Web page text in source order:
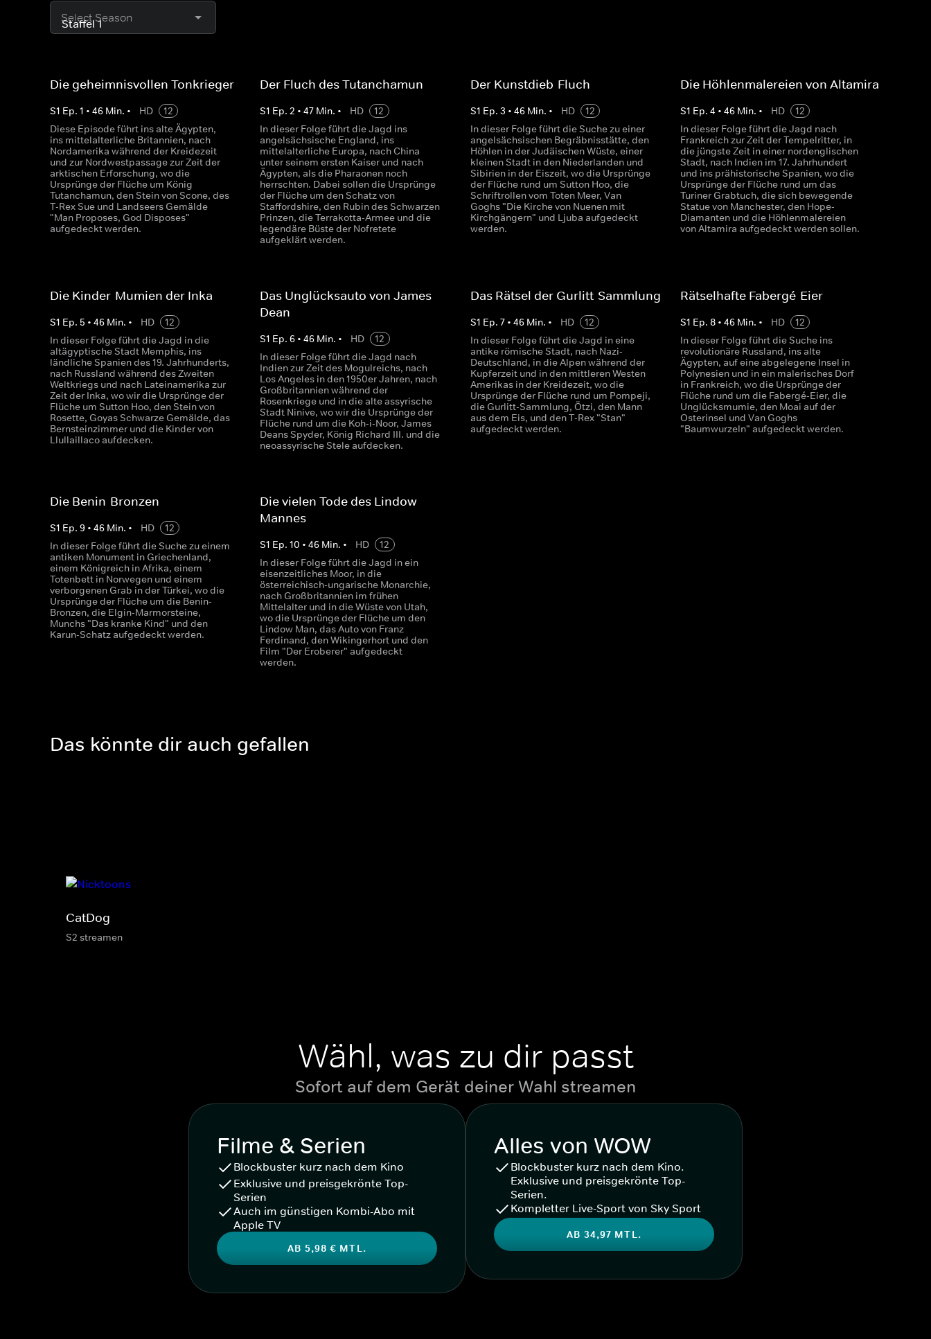
Select Season
Die geheimnisvollen Tonkrieger
S1 Ep. 1 • 46 Min. • HD
12
Diese Episode führt ins alte Ägypten,
ins mittelalterliche Britannien, nach
Nordamerika während der Kreidezeit
und zur Nordwestpassage zur Zeit der
arktischen Erforschung, wo die
Ursprünge der Flüche um König
Tutanchamun, den Stein von Scone, des
T-Rex Sue und Landseers Gemälde
"Man Proposes, God Disposes"
aufgedeckt werden.
Der Fluch des Tutanchamun
S1 Ep.2 •47 Min. • HD
12
In dieser Folge führt die Jagd ins
angelsächsische England, ins
mittelalterliche Europa, nach China
unter seinem ersten Kaiser und nach
Ägypten, als die Pharaonen noch
herrschten. Dabei sollen die Ursprünge
der Flüche um den Schatz von
Staffordshire, den Rubin des Schwarzen
Prinzen, die Terrakotta-Armee und die
legendäre Büste der Nofretete
aufgeklärt werden.
Der Kunstdieb-Fluch
S1 Ep. 3 • 46Min. • HD
12
In dieser Folge führt die Suche zu einer
angelsächsischen Begräbnisstätte, den
Höhlen in der Judäischen Wüste, einer
kleinen Stadt in den Niederlanden und
Sibirien in der Eiszeit, wo die Ursprünge
der Flüche rund um Sutton Hoo, die
Schriftrollen vom Toten Meer, Van
Goghs "Die Kirche von Nuenen mit
Kirchgängern" und Ljuba aufgedeckt
werden.
Die Höhlenmalereien von Altamira
S1 Ep. 4 • 46Min. • HD
12
In dieser Folge führt die Jagd nach
Frankreich zur Zeit der Tempelritter, in
die jüngste Zeit in einer nordenglischen
Stadt, nach Indien im 17. Jahrhundert
und ins prähistorische Spanien, wo die
Ursprünge der Flüche rund um das
Turiner Grabtuch, die sich bewegende
Statue von Manchester, den Hope-
Diamanten und die Höhlenmalereien
von Altamira aufgedeckt werden sollen.
Die Kinder-Mumien der Inka
S1 Ep. 5 • 46 Min. • HD
12
In dieser Folge führt die Jagd in die
altägyptische Stadt Memphis, ins
ländliche Spanien des 19. Jahrhunderts,
nach Russland während des Zweiten
Weltkriegs und nach Lateinamerika zur
Zeit der Inka, wo wir die Ursprünge der
Flüche um Sutton Hoo, den Stein von
Rosette, Goyas Schwarze Gemälde, das
Bernsteinzimmer und die Kinder von
Llullaillaco aufdecken.
Das Unglücksauto von James
Dean
S1 Ep.6 •46 Min. • HD
12
In dieser Folge führt die Jagd nach
Indien zur Zeit des Mogulreichs, nach
Los Angeles in den 1950er Jahren, nach
Großbritannien während der
Rosenkriege und in die alte assyrische
Stadt Ninive, wo wir die Ursprünge der
Flüche rund um die Koh-i-Noor, James
Deans Spyder, König Richard III. und die
neoassyrische Stele aufdecken.
Das Rätsel der Gurlitt-Sammlung
S1 Ep. 7• 46Min. • HD
12
In dieser Folge führt die Jagd in eine
antike römische Stadt, nach Nazi-
Deutschland, in die Alpen während der
Kupferzeit und in den mittleren Westen
Amerikas in der Kreidezeit, wo die
Ursprünge der Flüche rund um Pompeji,
die Gurlitt-Sammlung, Ötzi, den Mann
aus dem Eis, und den T-Rex "Stan"
aufgedeckt werden.
Rätselhafte Fabergé-Eier
S1 Ep. 8• 46Min. • HD
12
In dieser Folge führt die Suche ins
revolutionäre Russland, ins alte
Ägypten, auf eine abgelegene Insel in
Polynesien und in ein malerisches Dorf
in Frankreich, wo die Ursprünge der
Flüche rund um die Fabergé-Eier, die
Unglücksmumie, den Moai auf der
Osterinsel und Van Goghs
"Baumwurzeln" aufgedeckt werden.
Die Benin-Bronzen
S1 Ep. 9 • 46 Min. • HD
12
In dieser Folge führt die Suche zu einem
antiken Monument in Griechenland,
einem Königreich in Afrika, einem
Totenbett in Norwegen und einem
verborgenen Grab in der Türkei, wo die
Ursprünge der Flüche um die Benin-
Bronzen, die Elgin-Marmorsteine,
Munchs "Das kranke Kind" und den
Karun-Schatz aufgedeckt werden.
Die vielen Tode des Lindow-
Mannes
S1 Ep.10 •46 Min. • HD
12
In dieser Folge führt die Jagd in ein
eisenzeitliches Moor, in die
österreichisch-ungarische Monarchie,
nach Großbritannien im frühen
Mittelalter und in die Wüste von Utah,
wo die Ursprünge der Flüche um den
Lindow Man, das Auto von Franz
Ferdinand, den Wikingerhort und den
Film "Der Eroberer" aufgedeckt
werden.
Das könnte dir auch gefallen
CatDog
S2 streamen
Wähl, was zu dir passt
Sofort auf dem Gerät deiner Wahl streamen
Filme & Serien
Blockbuster kurz nach dem Kino
Exklusive und preisgekrönte Top-
Serien
Auch im günstigen Kombi-Abo mit
Apple TV
AB 5,98 € MTL.
Alles von WOW
Blockbuster kurz nach dem Kino.
Exklusive und preisgekrönte Top-
Serien.
Kompletter Live-Sport von Sky Sport
AB 34,97 MTL.